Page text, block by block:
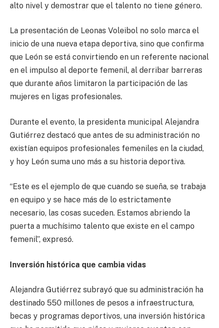
alto nivel y demostrar que el talento no tiene género.
La presentación de Leonas Voleibol no solo marca el
inicio de una nueva etapa deportiva, sino que confirma
que León se está convirtiendo en un referente nacional
en el impulso al deporte femenil, al derribar barreras
que durante años limitaron la participación de las
mujeres en ligas profesionales.
Durante el evento, la presidenta municipal Alejandra
Gutiérrez destacó que antes de su administración no
existían equipos profesionales femeniles en la ciudad,
y hoy León suma uno más a su historia deportiva.
“Este es el ejemplo de que cuando se sueña, se trabaja
en equipo y se hace más de lo estrictamente
necesario, las cosas suceden. Estamos abriendo la
puerta a muchísimo talento que existe en el campo
femenil”, expresó.
Inversión histórica que cambia vidas
Alejandra Gutiérrez subrayó que su administración ha
destinado 550 millones de pesos a infraestructura,
becas y programas deportivos, una inversión histórica